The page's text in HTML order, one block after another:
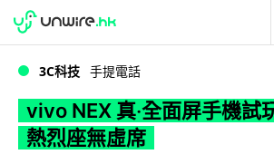
WWDC 2026
3C科技 手提電話
vivo NEX 真‧全面屏手機
熱烈座無虛席